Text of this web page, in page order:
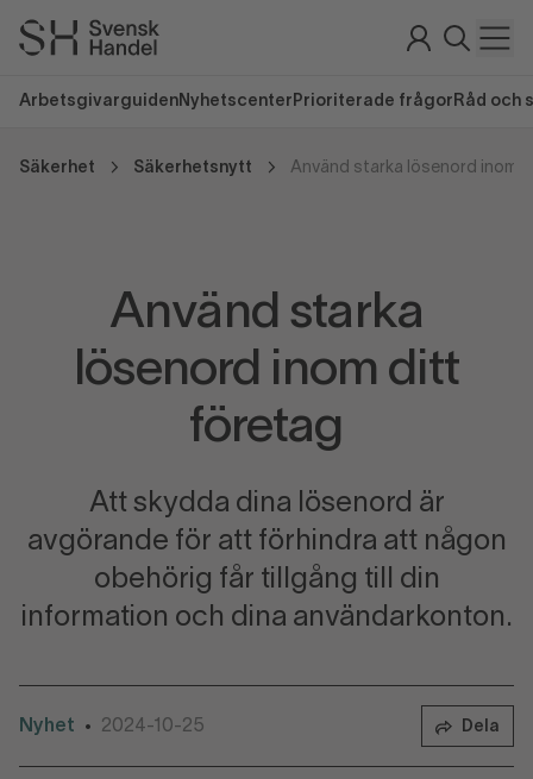
Arbetsgivarguiden Nyhetscenter Prioriterade frågor Råd och
Säkerhet Säkerhetsnytt Använd starka lösenord inom
Använd starka
lösenord inom ditt
företag
Att skydda dina lösenord är
avgörande för att förhindra att någon
obehörig får tillgång till din
information och dina användarkonton.
Nyhet • 2024-10-25 Dela